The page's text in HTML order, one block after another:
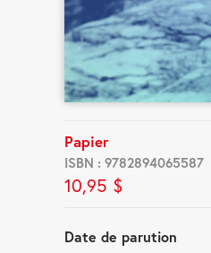
Papier
ISBN : 9782894065587
10,95 $
Date de parution